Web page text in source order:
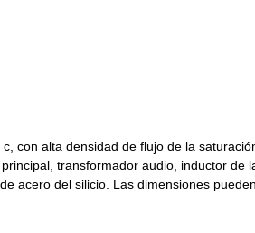
con alta densidad de flujo de la
transformador audio, inductor
acero del silicio. Las dimensiones